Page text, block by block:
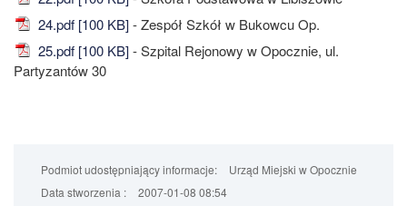
24.pdf [100 KB]- Zespół Szkół w Bukowcu Op.
25.pdf [100 KB]- Szpital Rejonowy w Opocznie, ul.
Partyzantów 30
Podmiot udostępniający informacje:
Urząd Miejski w Opocznie
Data stworzenia :
2007-01-08 08:54